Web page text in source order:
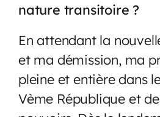
nature transitoire ?
En attendant la
et ma démission, ma
pleine et entière dans
Vème République et